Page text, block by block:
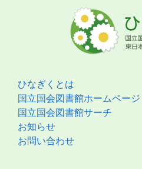
ひなぎくとは
国立国会図書館ホームページ
国立国会図書館サーチ
お知らせ
お問い合わせ